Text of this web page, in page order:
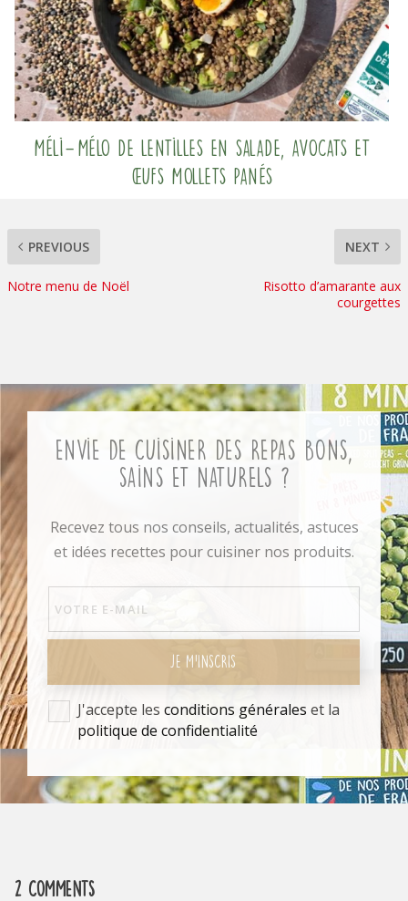
Méli-Mélo de lentilles en salade, avocats et
œufs mollets panés
PREVIOUS
Notre menu de Noël
NEXT
Risotto d’amarante aux
courgettes
Envie de cuisiner des repas bons,
sains et naturels ?
Recevez tous nos conseils, actualités, astuces
et idées recettes pour cuisiner nos produits.
J'accepte les conditions générales et la
politique de confidentialité
JE M'INSCRIS
2 Comments